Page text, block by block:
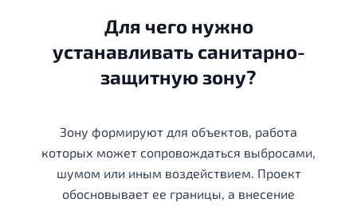
Для чего нужно
устанавливать санитарно-
защитную зону?
Зону формируют для объектов, работа
которых может сопровождаться выбросами,
шумом или иным воздействием. Проект
обосновывает ее границы, а внесение